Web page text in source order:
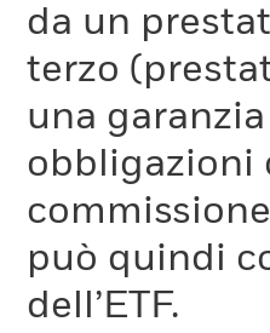
da un
terzo
una
obbligazioni
può quindi
dell’ETF.